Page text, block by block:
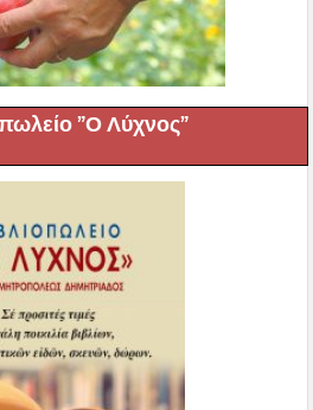
”Ο Λύχνος”